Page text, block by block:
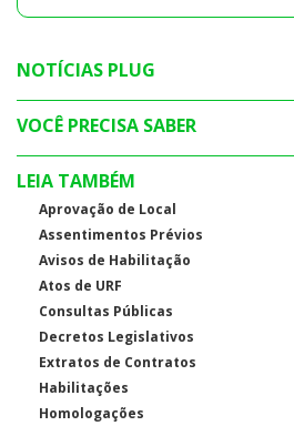
NOTÍCIAS PLUG
VOCÊ PRECISA SABER
LEIA TAMBÉM
Aprovação de Local
Assentimentos Prévios
Avisos de Habilitação
Atos de URF
Consultas Públicas
Decretos Legislativos
Extratos de Contratos
Habilitações
Homologações